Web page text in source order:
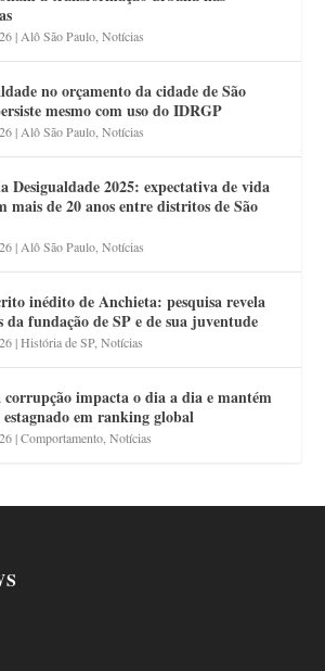
| Alô São Paulo ,Notícias
no orçamento da cidade de São
mesmo com uso do IDRGP
| Alô São Paulo ,Notícias
Desigualdade 2025: expectativa de vida
mais de 20 anos entre distritos de São
| Alô São Paulo ,Notícias
inédito de Anchieta: pesquisa revela
da fundação de SP e de sua juventude
|História de SP,Notícias
corrupção impacta o dia a dia e mantém
em ranking global
|Comportamento ,Notícias